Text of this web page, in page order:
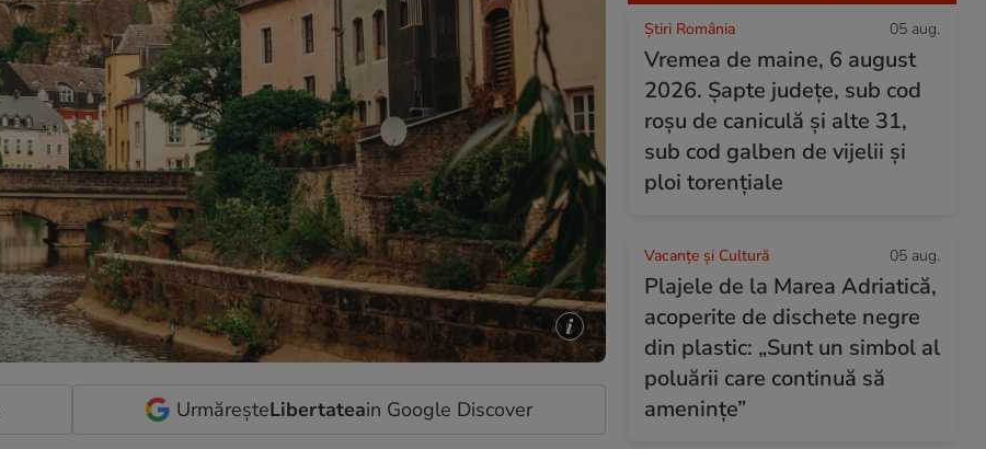
UrmăreșteLibertateain Google Discover
Știri România 05 aug.
Vremea de maine, 6 august
2026. Șapte județe, sub cod
roșu de caniculă și alte 31,
sub cod galben de vijelii și
ploi torențiale
Vacanțe și Cultură 05 aug.
Plajele de la Marea Adriatică,
acoperite de dischete negre
din plastic: „Sunt un simbol al
poluării care continuă să
amenințe”